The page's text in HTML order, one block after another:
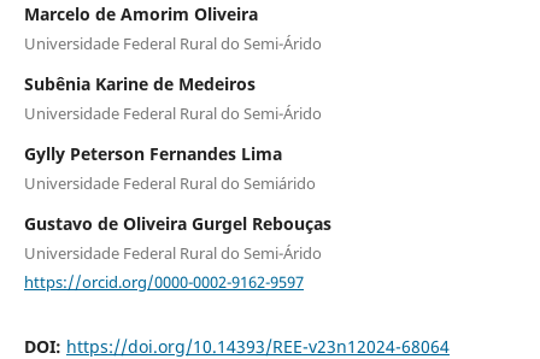
Marcelo de Amorim Oliveira
Universidade Federal Rural do Semi-Árido
Subênia Karine de Medeiros
Universidade Federal Rural do Semi-Árido
Gylly Peterson Fernandes Lima
Universidade Federal Rural do Semiárido
Gustavo de Oliveira Gurgel Rebouças
Universidade Federal Rural do Semi-Árido
https://orcid.org/0000-0002-9162-9597
DOI: https://doi.org/10.14393/REE-v23n12024-68064